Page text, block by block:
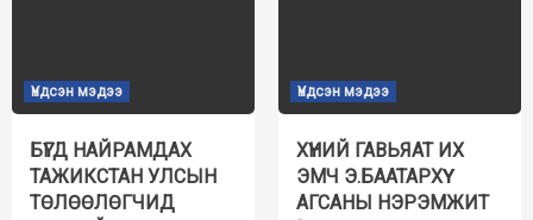
Үндсэн мэдээ
БҮГД НАЙРАМДАХ
ТАЖИКСТАН УЛСЫН
ТӨЛӨӨЛӨГЧИД
Үндсэн мэдээ
ХҮНИЙ ГАВЬЯАТ ИХ
ЭМЧ Э.БААТАРХҮҮ
АГСАНЫ НЭРЭМЖИТ